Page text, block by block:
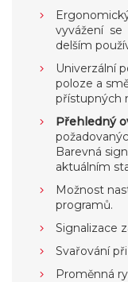
vyvážení
delším
Univerzální
poloze a
přístupných
Přehledný
Barevná
aktuálním
Možnost
programů.
Signalizace
Svařování
Proměnná